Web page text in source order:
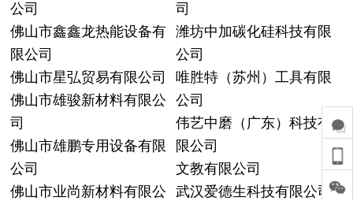
公司
佛山市鑫鑫龙热能设备有
限公司
佛山市星弘贸易有限公司
佛山市雄骏新材料有限公
司
佛山市雄鹏专用设备有限
公司
佛山市业尚新材料有限公
司
潍坊中加碳化硅科技有限
公司
唯胜特（苏州）工具有限
公司
伟艺中磨（广东）科技有
限公司
文教有限公司
武汉爱德生科技有限公司